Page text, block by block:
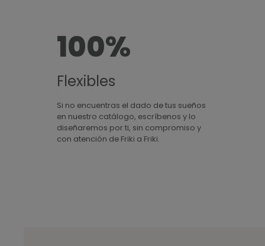
100%
Flexibles
Si no encuentras el dado de tus sueños
en nuestro catálogo, escríbenos y lo
diseñaremos por ti, sin compromiso y
con atención de Friki a Friki.